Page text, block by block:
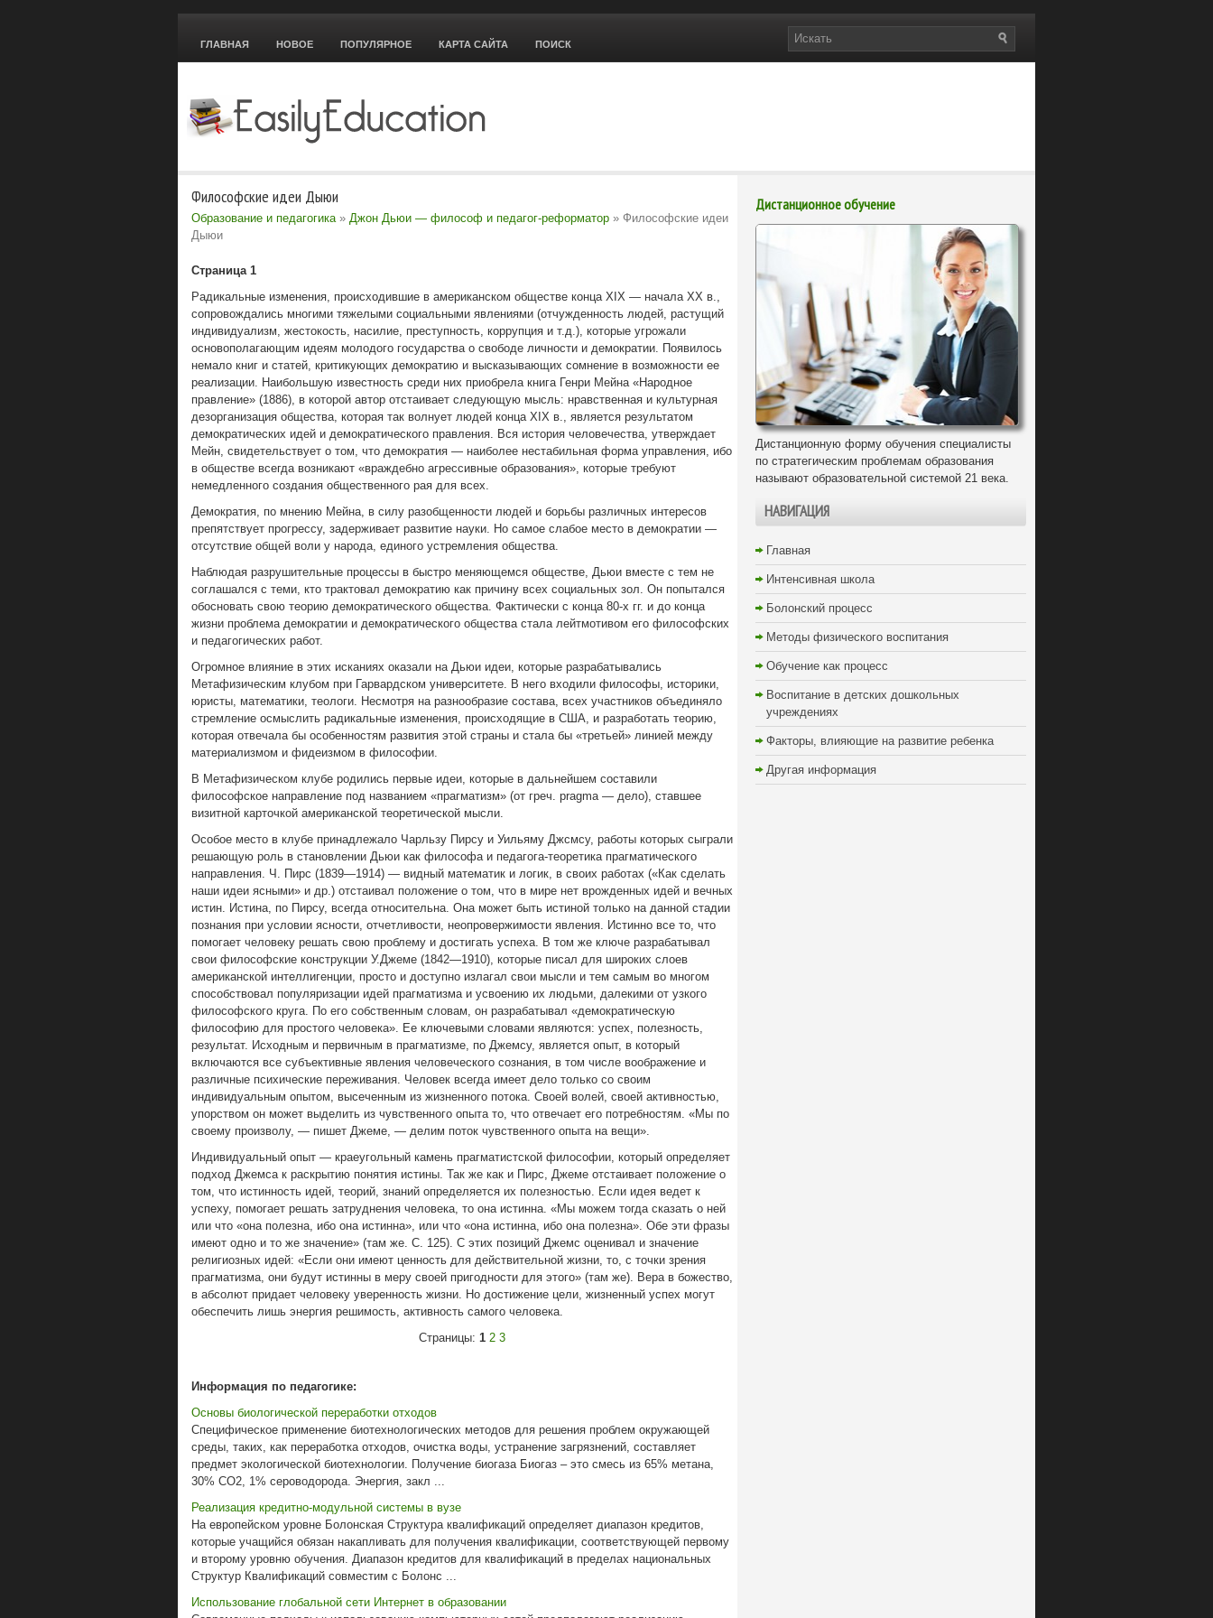
ГЛАВНАЯ НОВОЕ ПОПУЛЯРНОЕ КАРТА САЙТА ПОИСК
Философские идеи Дыюи
Образование и педагогика» Джон Дьюи — философ и педагог-реформатор » Философские идеи
Дыюи
Страница 1
Радикальные изменения, происходившие в американском обществе конца XIX — начала XX в.,
сопровождались многими тяжелыми социальными явлениями (отчужденность людей, растущий
индивидуализм, жестокость, насилие, преступность, коррупция и т.д.), которые угрожали
основополагающим идеям молодого государства о свободе личности и демократии. Появилось
немало книг и статей, критикующих демократию и высказывающих сомнение в возможности ее
реализации. Наибольшую известность среди них приобрела книга Генри Мейна «Народное
правление» (1886), в которой автор отстаивает следующую мысль: нравственная и культурная
дезорганизация общества, которая так волнует людей конца XIX в., является результатом
демократических идей и демократического правления. Вся история человечества, утверждает
Мейн, свидетельствует о том, что демократия — наиболее нестабильная форма управления, ибо
в обществе всегда возникают «враждебно агрессивные образования», которые требуют
немедленного создания общественного рая для всех.
Демократия, по мнению Мейна, в силу разобщенности людей и борьбы различных интересов
препятствует прогрессу, задерживает развитие науки. Но самое слабое место в демократии —
отсутствие общей воли у народа, единого устремления общества.
Наблюдая разрушительные процессы в быстро меняющемся обществе, Дьюи вместе с тем не
соглашался с теми, кто трактовал демократию как причину всех социальных зол. Он попытался
обосновать свою теорию демократического общества. Фактически с конца 80-х гг. и до конца
жизни проблема демократии и демократического общества стала лейтмотивом его философских
и педагогических работ.
Огромное влияние в этих исканиях оказали на Дьюи идеи, которые разрабатывались
Метафизическим клубом при Гарвардском университете. В него входили философы, историки,
юристы, математики, теологи. Несмотря на разнообразие состава, всех участников объединяло
стремление осмыслить радикальные изменения, происходящие в США, и разработать теорию,
которая отвечала бы особенностям развития этой страны и стала бы «третьей» линией между
материализмом и фидеизмом в философии.
В Метафизическом клубе родились первые идеи, которые в дальнейшем составили
философское направление под названием «прагматизм» (от греч. pragma — дело), ставшее
визитной карточкой американской теоретической мысли.
Особое место в клубе принадлежало Чарльзу Пирсу и Уильяму Джсмсу, работы которых сыграли
решающую роль в становлении Дьюи как философа и педагога-теоретика прагматического
направления. Ч. Пирс (1839—1914) — видный математик и логик, в своих работах («Как сделать
наши идеи ясными» и др.) отстаивал положение о том, что в мире нет врожденных идей и вечных
истин. Истина, по Пирсу, всегда относительна. Она может быть истиной только на данной стадии
познания при условии ясности, отчетливости, неопровержимости явления. Истинно все то, что
помогает человеку решать свою проблему и достигать успеха. В том же ключе разрабатывал
свои философские конструкции У.Джеме (1842—1910), которые писал для широких слоев
американской интеллигенции, просто и доступно излагал свои мысли и тем самым во многом
способствовал популяризации идей прагматизма и усвоению их людьми, далекими от узкого
философского круга. По его собственным словам, он разрабатывал «демократическую
философию для простого человека». Ее ключевыми словами являются: успех, полезность,
результат. Исходным и первичным в прагматизме, по Джемсу, является опыт, в который
включаются все субъективные явления человеческого сознания, в том числе воображение и
различные психические переживания. Человек всегда имеет дело только со своим
индивидуальным опытом, высеченным из жизненного потока. Своей волей, своей активностью,
упорством он может выделить из чувственного опыта то, что отвечает его потребностям. «Мы по
своему произволу, — пишет Джеме, — делим поток чувственного опыта на вещи».
Индивидуальный опыт — краеугольный камень прагматистской философии, который определяет
подход Джемса к раскрытию понятия истины. Так же как и Пирс, Джеме отстаивает положение о
том, что истинность идей, теорий, знаний определяется их полезностью. Если идея ведет к
успеху, помогает решать затруднения человека, то она истинна. «Мы можем тогда сказать о ней
или что «она полезна, ибо она истинна», или что «она истинна, ибо она полезна». Обе эти фразы
имеют одно и то же значение» (там же. С. 125). С этих позиций Джемс оценивал и значение
религиозных идей: «Если они имеют ценность для действительной жизни, то, с точки зрения
прагматизма, они будут истинны в меру своей пригодности для этого» (там же). Вера в божество,
в абсолют придает человеку уверенность жизни. Но достижение цели, жизненный успех могут
обеспечить лишь энергия решимость, активность самого человека.
Страницы: 1 2 3
Информация по педагогике:
Основы биологической переработки отходов
Специфическое применение биотехнологических методов для решения проблем окружающей
среды, таких, как переработка отходов, очистка воды, устранение загрязнений, составляет
предмет экологической биотехнологии. Получение биогаза Биогаз – это смесь из 65% метана,
30% СО2, 1% сероводорода. Энергия, закл ...
Реализация кредитно-модульной системы в вузе
На европейском уровне Болонская Структура квалификаций определяет диапазон кредитов,
которые учащийся обязан накапливать для получения квалификации, соответствующей первому
и второму уровню обучения. Диапазон кредитов для квалификаций в пределах национальных
Структур Квалификаций совместим с Болонс ...
Использование глобальной сети Интернет в образовании
Дистанционное обучение
Дистанционную форму обучения специалисты
по стратегическим проблемам образования
называют образовательной системой 21 века.
НАВИГАЦИЯ
Главная
Интенсивная школа
Болонский процесс
Методы физического воспитания
Обучение как процесс
Воспитание в детских дошкольных
учреждениях
Факторы, влияющие на развитие ребенка
Другая информация